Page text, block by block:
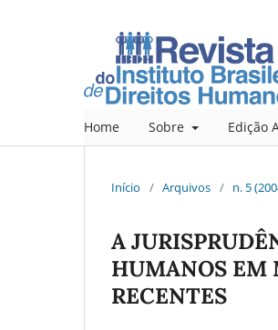
Home Sobre Edição
Início / Arquivos / n. 5
A
HUMANOS EM
RECENTES